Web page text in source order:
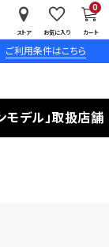
ご利用条件はこちら
ストア お気に入り カート
0
デル」取扱店舗